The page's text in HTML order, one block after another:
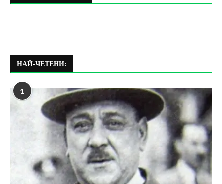
НАЙ-ЧЕТЕНИ:
1